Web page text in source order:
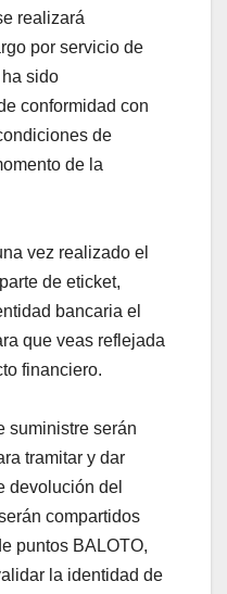
realizará
por servicio de
sido
conformidad con
de
de la
vez realizado el
de eticket,
bancaria el
que veas reflejada
financiero.
suministre serán
tramitar y dar
devolución del
compartidos
puntos BALOTO,
la identidad de